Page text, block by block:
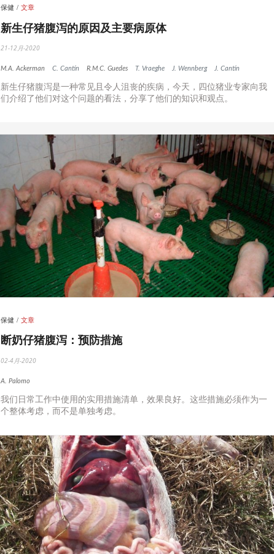
保健 文章
新生仔猪腹泻的原因及主要病原体
21-12月-2020
M.A. Ackerman C. Cantín R.M.C. Guedes T. Vraeghe J. Wennberg J. Cantín
新生仔猪腹泻是一种常见且令人沮丧的疾病，今天，四位猪业专家向我
们介绍了他们对这个问题的看法，分享了他们的知识和观点。
保健 文章
断奶仔猪腹泻：预防措施
02-4月-2020
A. Palomo
我们日常工作中使用的实用措施清单，效果良好。这些措施必须作为一
个整体考虑，而不是单独考虑。